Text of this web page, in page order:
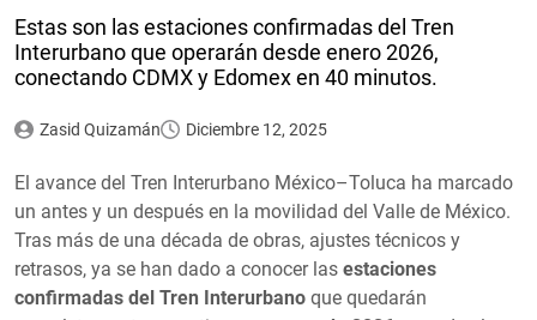
Estas son las estaciones confirmadas del Tren
Interurbano que operarán desde enero 2026,
conectando CDMX y Edomex en 40 minutos.
Zasid Quizamán Diciembre 12, 2025
El avance del Tren Interurbano México–Toluca ha marcado
un antes y un después en la movilidad del Valle de México.
Tras más de una década de obras, ajustes técnicos y
retrasos, ya se han dado a conocer las estaciones
confirmadas del Tren Interurbano que quedarán